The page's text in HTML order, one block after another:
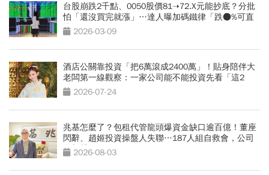
台股崩跌2千點、0050股價81➝72.X元能抄底？分批
怕「還沒買完就漲」…達人曝加碼鐵律「跌●%可直
接All in」
2026-03-09
酒店公關靠投資「把6萬滾成2400萬」！貼身陪伴大
老闆第一線觀察：一家公司能不能投資先看「這2
點」2026-07-24
兆基怎麼了？包租代管龍頭爆資金缺口逾百億！董座
閃辭、趙姬投資操盤人失聯…187人組自救會，公司
最新聲明
2026-08-03